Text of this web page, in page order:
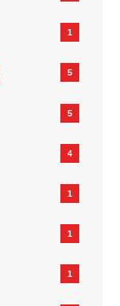
1
5
5
4
1
1
1